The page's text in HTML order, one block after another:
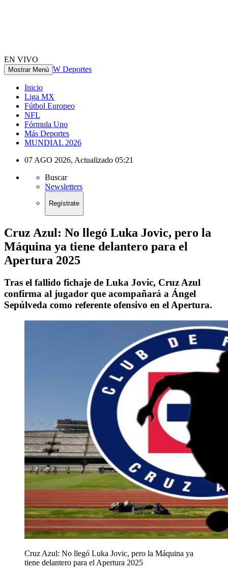
EN VIVO
Mostrar Menú W Deportes
Inicio
Liga MX
Fútbol Europeo
NFL
Fórmula Uno
Más Deportes
MUNDIAL 2026
07 AGO 2026, Actualizado 05:21
Buscar
Newsletters
Regístrate
Cruz Azul: No llegó Luka Jovic, pero la
Máquina ya tiene delantero para el
Apertura 2025
Tras el fallido fichaje de Luka Jovic, Cruz Azul
confirma al jugador que acompañará a Ángel
Sepúlveda como referente ofensivo en el Apertura.
Cruz Azul: No llegó Luka Jovic, pero la Máquina ya
tiene delantero para el Apertura 2025